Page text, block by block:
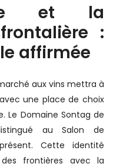
et la
:
affirmée
aux vins mettra à
une place de choix
Le Domaine Sontag de
au Salon de
Cette identité
frontières avec la